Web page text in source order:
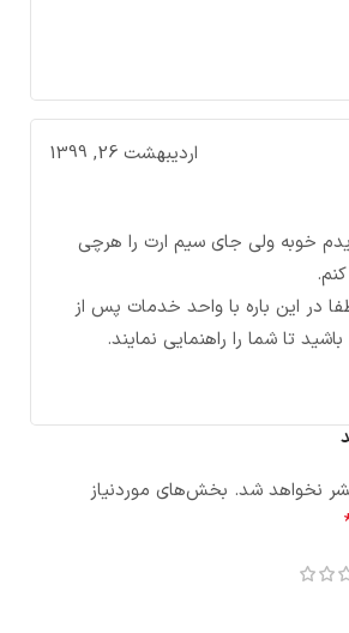
اردیبهشت 26, 1399
خوبه ولی جای سیم ارت را هرچی
در این باره با واحد خدمات پس از
تا شما را راهنمایی نمایند.
نخواهد شد. بخش‌های موردنیاز